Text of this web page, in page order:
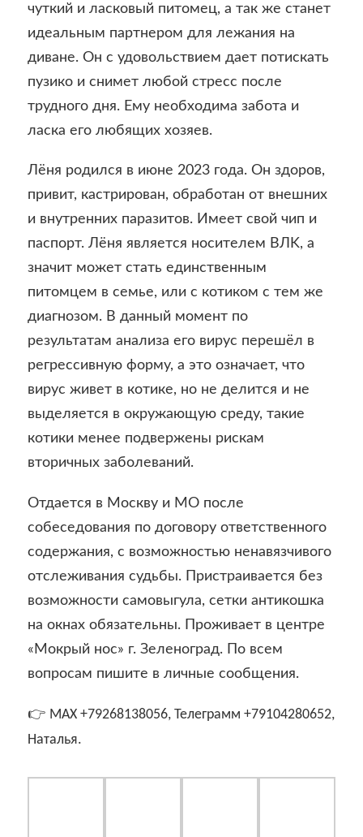
чуткий и ласковый питомец, а так же станет
идеальным партнером для лежания на
диване. Он с удовольствием дает потискать
пузико и снимет любой стресс после
трудного дня. Ему необходима забота и
ласка его любящих хозяев.
Лёня родился в июне 2023 года. Он здоров,
привит, кастрирован, обработан от внешних
и внутренних паразитов. Имеет свой чип и
паспорт. Лёня является носителем ВЛK, а
значит может стать единственным
питомцем в семье, или с котиком c тем же
диагнозом. В данный момент по
результатам анализа его вирус перешёл в
регрессивную форму, а это означает, что
вирус живет в котике, но не делится и не
выделяется в окружающую среду, такие
котики менее подвержены рискам
вторичных заболеваний.
Отдается в Москву и МО после
собеседования по договору ответственного
содержания, с возможностью ненавязчивого
отслеживания судьбы. Пристраивается без
возможности самовыгула, сетки антикошка
на окнах обязательны. Проживает в центре
«Мокрый нос» г. Зеленоград. По всем
вопросам пишите в личные сообщения.
👉 MAX +79268138056, Телеграмм +79104280652,
Наталья.